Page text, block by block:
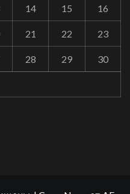
14 15 16
21 22 23
28 29 30